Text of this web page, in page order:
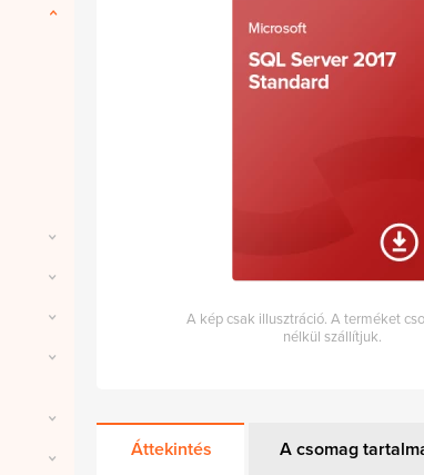
A kép csak illusztráció. A terméket
nélkül szállítjuk.
Áttekintés A csomag